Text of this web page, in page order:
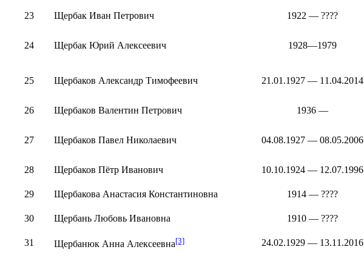
23 Щербак Иван Петрович 1922 — ????
24 Щербак Юрий Алексеевич 1928—1979
25 Щербаков Александр Тимофеевич 21.01.1927 — 11.04.2014
26 Щербаков Валентин Петрович 1936 —
27 Щербаков Павел Николаевич 04.08.1927 — 08.05.2006
28 Щербаков Пётр Иванович 10.10.1924 — 12.07.1996
29 Щербакова Анастасия Константиновна 1914 — ????
30 Щербань Любовь Ивановна 1910 — ????
31 Щербанюк Анна Алексеевна[3] 24.02.1929 — 13.11.2016